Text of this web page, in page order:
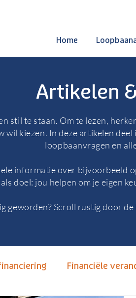
Home
Artikelen
stil te staan. Om te lezen,
wil kiezen. In deze artikelen
loopbaanvragen en
informatie over bijvoorbeeld
doel: jou helpen om je eigen
geworden? Scroll rustig door
Financiële